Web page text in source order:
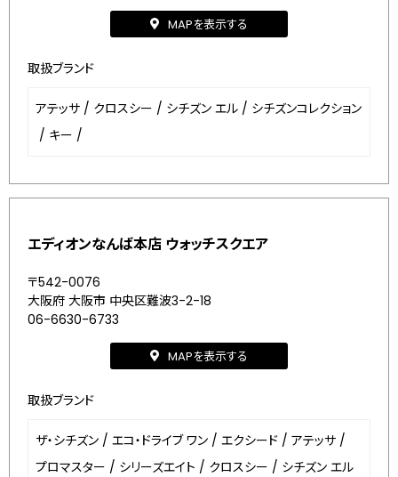
MAPを表示する
取扱ブランド
アテッサ / クロスシー / シチズン エル / シチズンコレクション
/ キー /
エディオンなんば本店 ウォッチスクエア
〒542-0076
大阪府 大阪市 中央区難波3-2-18
06-6630-6733
MAPを表示する
取扱ブランド
ザ・シチズン / エコ・ドライブ ワン / エクシード / アテッサ /
プロマスター / シリーズエイト / クロスシー / シチズン エル